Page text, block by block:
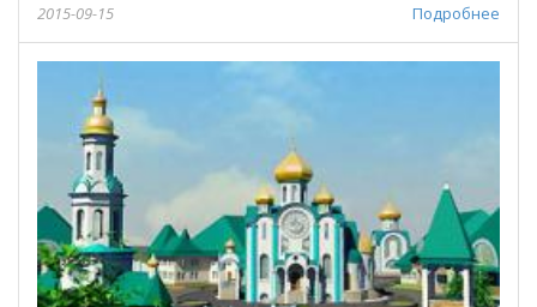
Подробнее
2015-09-15